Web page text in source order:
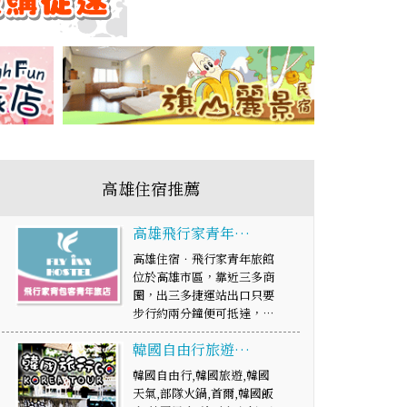
高雄住宿推薦
高雄飛行家青年…
高雄住宿．飛行家青年旅館
位於高雄市區，靠近三多商
圈，出三多捷運站出口只要
步行約兩分鐘便可抵達，…
韓國自由行旅遊…
韓國自由行,韓國旅遊,韓國
天氣,部隊火鍋,首爾,韓國飯